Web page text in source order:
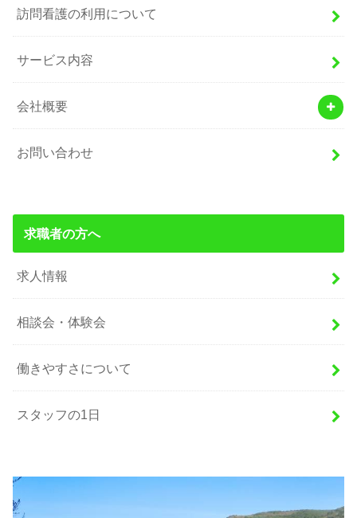
訪問看護の利用について
サービス内容
会社概要
お問い合わせ
求職者の方へ
求人情報
相談会・体験会
働きやすさについて
スタッフの1日